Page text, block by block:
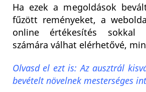
Ha ezek a megoldások
fűzött reményeket, a
online értékesítés sokkal
számára válhat elérhetővé,
Olvasd el ezt is: Az ausztrál
bevételt növelnek mesterséges